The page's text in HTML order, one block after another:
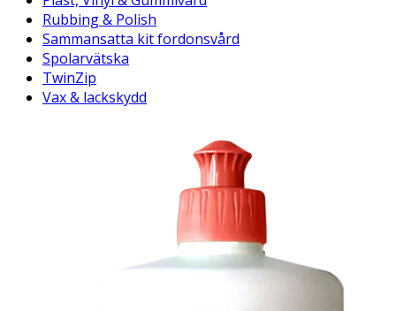
Rubbing & Polish
Sammansatta kit fordonsvård
Spolarvätska
TwinZip
Vax & lackskydd